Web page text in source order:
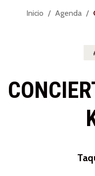
Usted
Inicio Agenda